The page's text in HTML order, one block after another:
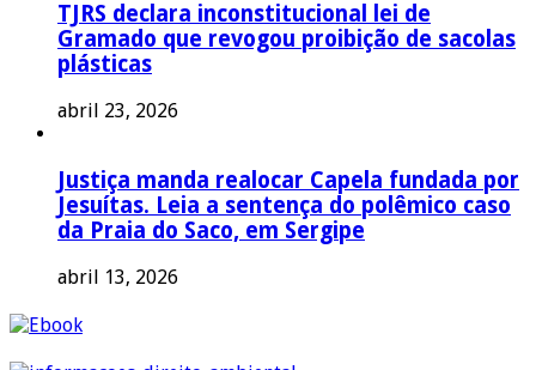
TJRS declara inconstitucional lei de
Gramado que revogou proibição de sacolas
plásticas
abril 23, 2026
Justiça manda realocar Capela fundada por
Jesuítas. Leia a sentença do polêmico caso
da Praia do Saco, em Sergipe
abril 13, 2026